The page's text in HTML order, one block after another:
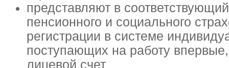
представляют в
пенсионного и социального
регистрации в системе
поступающих на работу
лицевой счет